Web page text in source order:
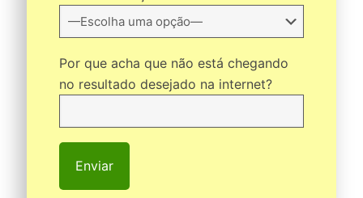
Por que acha que não está chegando
no resultado desejado na internet?